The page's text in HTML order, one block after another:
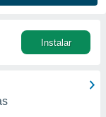
Instalar